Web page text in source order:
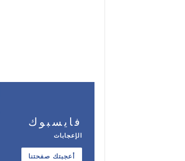
فايسبوك
الإعجابات
أعجبتك صفحتنا